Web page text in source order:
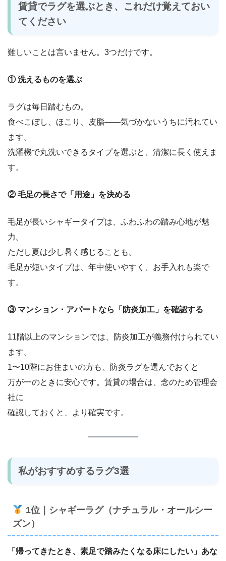
賃貸でラグを選ぶとき、これだけ覚えておい
てください
難しいことは言いません。3つだけです。
① 洗えるものを選ぶ
ラグは毎日踏むもの。
食べこぼし、ほこり、皮脂——気づかないうちに汚れてい
ます。
洗濯機で丸洗いできるタイプを選ぶと、清潔に長く使えま
す。
② 毛足の長さで「用途」を決める
毛足が長いシャギータイプは、ふわふわの踏み心地が魅
力。
ただし夏は少し暑く感じることも。
毛足が短いタイプは、年中使いやすく、お手入れも楽で
す。
③ マンション・アパートなら「防炎加工」を確認する
11階以上のマンションでは、防炎加工が義務付けられてい
ます。
1〜10階にお住まいの方も、防炎ラグを選んでおくと
万が一のときに安心です。賃貸の場合は、念のため管理会
社に
確認しておくと、より確実です。
私がおすすめするラグ3選
1位｜シャギーラグ（ナチュラル・オールシー
ズン）
「帰ってきたとき、素足で踏みたくなる床にしたい」あな